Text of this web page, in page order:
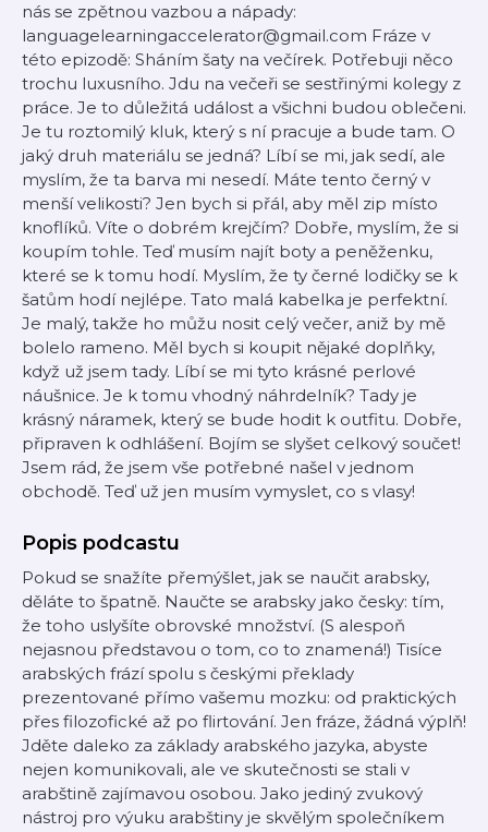
nás se zpětnou vazbou a nápady:
languagelearningaccelerator@gmail.com Fráze v
této epizodě: Sháním šaty na večírek. Potřebuji něco
trochu luxusního. Jdu na večeři se sestřinými kolegy z
práce. Je to důležitá událost a všichni budou oblečeni.
Je tu roztomilý kluk, který s ní pracuje a bude tam. O
jaký druh materiálu se jedná? Líbí se mi, jak sedí, ale
myslím, že ta barva mi nesedí. Máte tento černý v
menší velikosti? Jen bych si přál, aby měl zip místo
knoflíků. Víte o dobrém krejčím? Dobře, myslím, že si
koupím tohle. Teď musím najít boty a peněženku,
které se k tomu hodí. Myslím, že ty černé lodičky se k
šatům hodí nejlépe. Tato malá kabelka je perfektní.
Je malý, takže ho můžu nosit celý večer, aniž by mě
bolelo rameno. Měl bych si koupit nějaké doplňky,
když už jsem tady. Líbí se mi tyto krásné perlové
náušnice. Je k tomu vhodný náhrdelník? Tady je
krásný náramek, který se bude hodit k outfitu. Dobře,
připraven k odhlášení. Bojím se slyšet celkový součet!
Jsem rád, že jsem vše potřebné našel v jednom
obchodě. Teď už jen musím vymyslet, co s vlasy!
Popis podcastu
Pokud se snažíte přemýšlet, jak se naučit arabsky,
děláte to špatně. Naučte se arabsky jako česky: tím,
že toho uslyšíte obrovské množství. (S alespoň
nejasnou představou o tom, co to znamená!) Tisíce
arabských frází spolu s českými překlady
prezentované přímo vašemu mozku: od praktických
přes filozofické až po flirtování. Jen fráze, žádná výplň!
Jděte daleko za základy arabského jazyka, abyste
nejen komunikovali, ale ve skutečnosti se stali v
arabštině zajímavou osobou. Jako jediný zvukový
nástroj pro výuku arabštiny je skvělým společníkem